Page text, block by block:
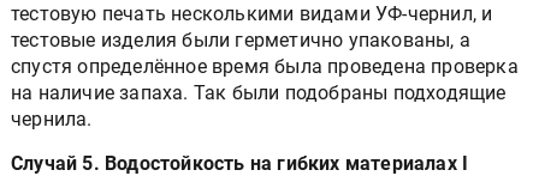
тестовую печать несколькими видами УФ-чернил, и
тестовые изделия были герметично упакованы, а
спустя определённое время была проведена проверка
на наличие запаха. Так были подобраны подходящие
чернила.
Случай 5. Водостойкость на гибких материалах І